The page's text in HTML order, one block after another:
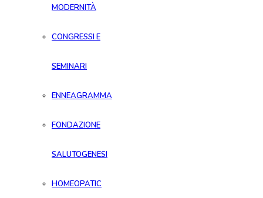
MODERNITÀ
CONGRESSI E
SEMINARI
ENNEAGRAMMA
FONDAZIONE
SALUTOGENESI
HOMEOPATIC